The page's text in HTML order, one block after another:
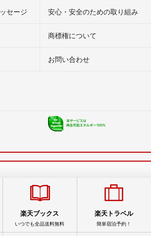
セージ 安心・安全のための取り組み
商標権について
お問い合わせ
楽天ブックス
いつでも全品送料無料
楽天トラベル
簡単宿泊予約！